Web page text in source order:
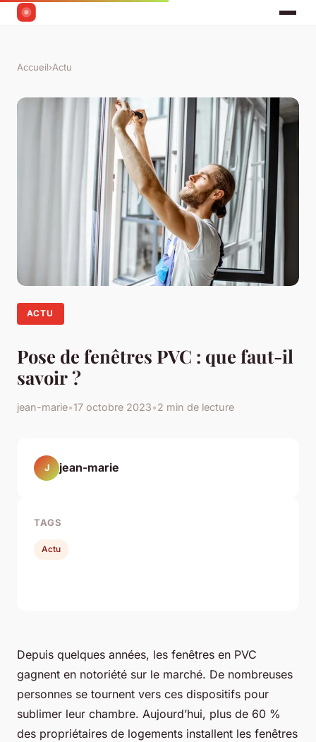
Accueil›Actu
ACTU
Pose de fenêtres PVC : que faut-il
savoir ?
jean-marie•17 octobre 2023•2 min de lecture
Depuis quelques années, les fenêtres en PVC
gagnent en notoriété sur le marché. De nombreuses
personnes se tournent vers ces dispositifs pour
sublimer leur chambre. Aujourd’hui, plus de 60 %
des propriétaires de logements installent les fenêtres
J jean-marie
TAGS
Actu